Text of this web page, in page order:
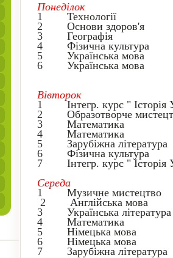
Понеділок
1
Технології
2 Основи здоров'я
3
Географія
4
Фізична культура
5 Українська мова
6 Українська мова
Вівторок
1
Інтегр. курс " Історія
2 Образотворче
3 Математика
4 Математика
5 Зарубіжна література
6 Фізична культура
7 Інтегр. курс " Історія
Середа
1 Музичне мистецтво
2 Англійська мова
3
Українська література
4
Математика
5 Німецька мова
6 Німецька мова
7 Зарубіжна література